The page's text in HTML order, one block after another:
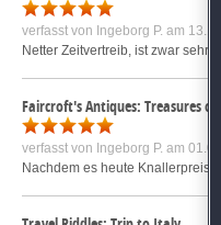
verfasst von Ingeborg P. am
Netter Zeitvertreib, ist zwar
Faircroft's Antiques: Treasures of
verfasst von Ingeborg P. am
Nachdem es heute